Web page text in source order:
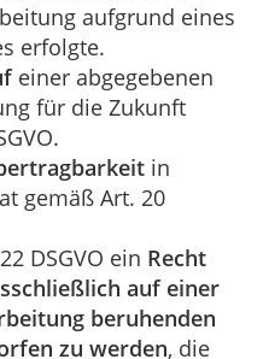
aufgrund eines
erfolgte.
einer abgegebenen
für die Zukunft
in
gemäß Art. 20
DSGVO ein Recht
auf einer
beruhenden
zu werden, die